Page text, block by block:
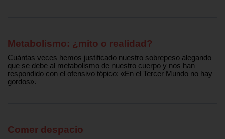
Metabolismo: ¿mito o realidad?
Cuántas veces hemos justificado nuestro sobrepeso alegando
que se debe al metabolismo de nuestro cuerpo y nos han
respondido con el ofensivo tópico: «En el Tercer Mundo no hay
gordos».
Comer despacio